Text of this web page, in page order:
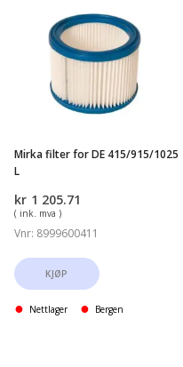
415/915/1025
Mirka filter for DE 415/915/1025
L
kr 1 205.71
( ink. mva )
Vnr: 8999600411
KJØP
Nettlager Bergen